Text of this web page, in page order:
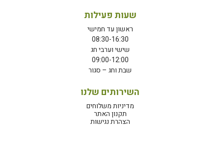
שעות פעילות
ראשון עד חמישי
08:30-16:30
שישי וערבי חג
09:00-12:00
שבת וחג – סגור
השירותים שלנו
מדיניות משלוחים
תקנון האתר
הצהרת נגישות